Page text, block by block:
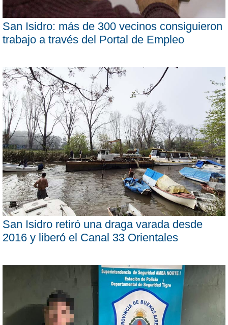
San Isidro: más de 300 vecinos consiguieron
trabajo a través del Portal de Empleo
San Isidro retiró una draga varada desde
2016 y liberó el Canal 33 Orientales